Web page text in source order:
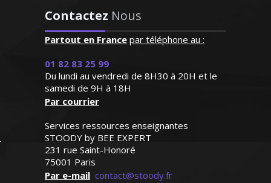
pied" en mathématiques
cette année. Il renouvelle
son regard sur cette
matière élargissant
l'horizon de ses objectifs;
Ainsi fait, il s’enthousiasme
de plus en plus pour les
maths et les résultats
Monsieur D.Z (Bordeaux, élève
en première S)
niveaux (lycée et supérieur) et je donne
des cours de renforcement et de
méthodologie pour la préparation au
intellectuel de mes élèves sont ma
principale motivation
Monsieur K. Michel –Professeur de
Contactez Nous
Partout en France par téléphone au :
01 82 83 25 99
Du lundi au vendredi de 8H30 à 20H et le
samedi de 9H à 18H
Par courrier
Services ressources enseignantes
STOODY by BEE EXPERT
231 rue Saint-Honoré
75001 Paris
Par e-mail contact@stoody.fr